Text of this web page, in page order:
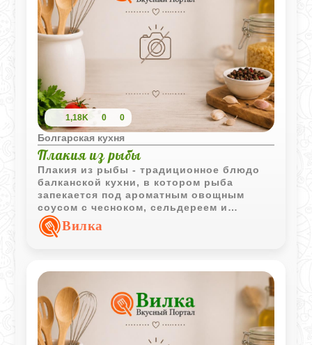
1,18K 0 0
Болгарская кухня
Плакия из рыбы
Плакия из рыбы - традиционное блюдо
балканской кухни, в котором рыба
запекается под ароматным овощным
соусом с чесноком, сельдереем и
томатами. Лимон и зелень придают
готовому блюду свежие и яркие оттенки
Вилка